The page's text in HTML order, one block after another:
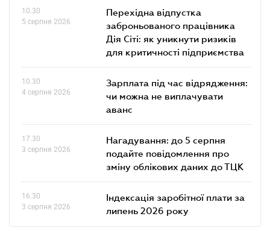
10.30
5 серпня 2026
Перехідна відпустка
заброньованого працівника
Дія Сіті: як уникнути ризиків
для критичності підприємства
10.30
4 серпня 2026
Зарплата під час відрядження:
чи можна не виплачувати
аванс
17.30
3 серпня 2026
Нагадування: до 5 серпня
подайте повідомлення про
зміну облікових даних до ТЦК
16.30
3 серпня 2026
Індексація заробітної плати за
липень 2026 року